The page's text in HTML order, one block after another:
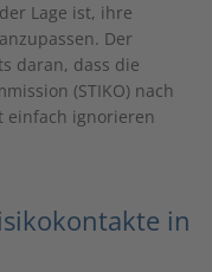
Lage ist, ihre
Der
daran, dass die
(STIKO) nach
einfach ignorieren
in